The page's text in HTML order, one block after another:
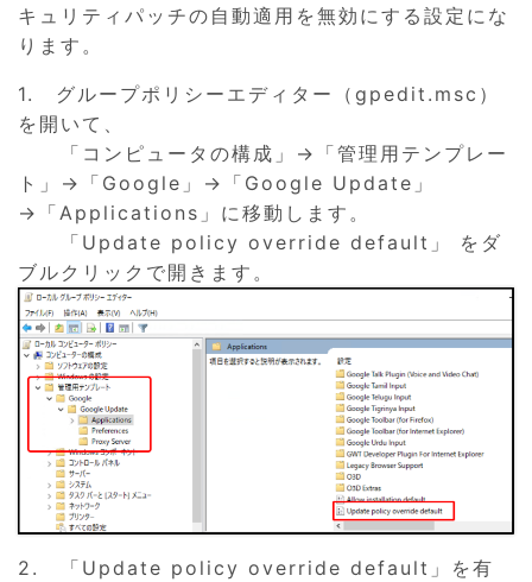
キュリティパッチの自動適用を無効にする設定にな
ります。
1. グループポリシーエディター（gpedit.msc）
を開いて、
「コンピュータの構成」→「管理用テンプレー
ト」→「Google」→「Google Update」
→「Applications」に移動します。
「Update policy override default」 をダ
ブルクリックで開きます。
2. 「Update policy override default」を有